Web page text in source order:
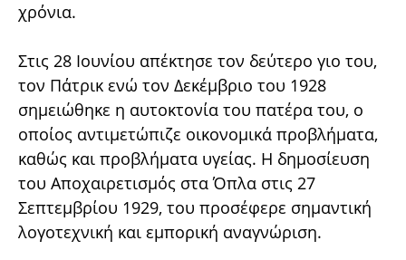
χρόνια.
Στις 28 Ιουνίου απέκτησε τον δεύτερο γιο του,
τον Πάτρικ ενώ τον Δεκέμβριο του 1928
σημειώθηκε η αυτοκτονία του πατέρα του, ο
οποίος αντιμετώπιζε οικονομικά προβλήματα,
καθώς και προβλήματα υγείας. Η δημοσίευση
του Αποχαιρετισμός στα Όπλα στις 27
Σεπτεμβρίου 1929, του προσέφερε σημαντική
λογοτεχνική και εμπορική αναγνώριση.